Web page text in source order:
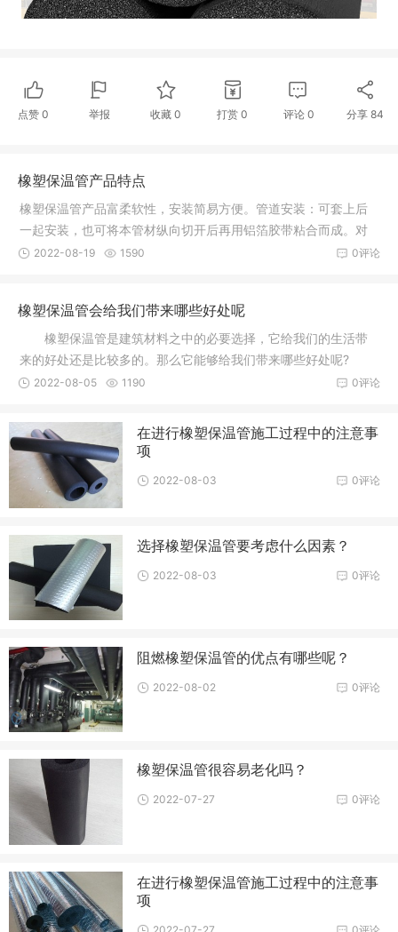
点赞 0 举报 收藏0 打赏 0 评论 0 分享 84
橡塑保温管产品特点
橡塑保温管产品富柔软性，安装简易方便。管道安装：可套上后
一起安装，也可将本管材纵向切开后再用铝箔胶带粘合而成。对
阀门、三
0评论
2022-08-19 1590
橡塑保温管会给我们带来哪些好处呢
橡塑保温管是建筑材料之中的必要选择，它给我们的生活带
来的好处还是比较多的。那么它能够给我们带来哪些好处呢?
橡塑保
0评论
2022-08-05 1190
在进行橡塑保温管施工过程中的注意事
项
0评论
2022-08-03
选择橡塑保温管要考虑什么因素？
0评论
2022-08-03
阻燃橡塑保温管的优点有哪些呢？
0评论
2022-08-02
橡塑保温管很容易老化吗？
0评论
2022-07-27
在进行橡塑保温管施工过程中的注意事
项